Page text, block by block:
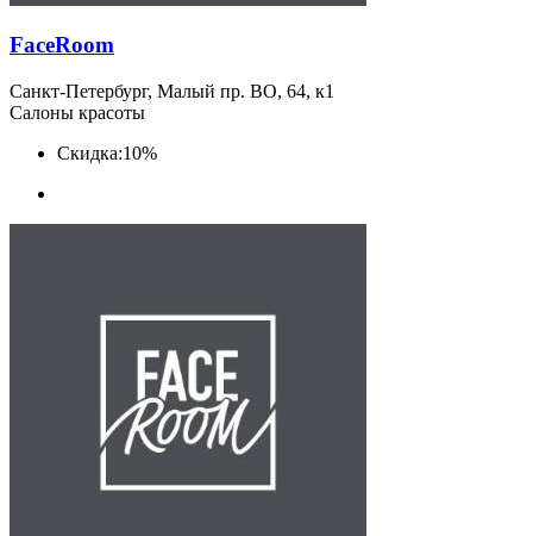
FaceRoom
Санкт-Петербург, Малый пр. ВО, 64, к1
Салоны красоты
Скидка:10%